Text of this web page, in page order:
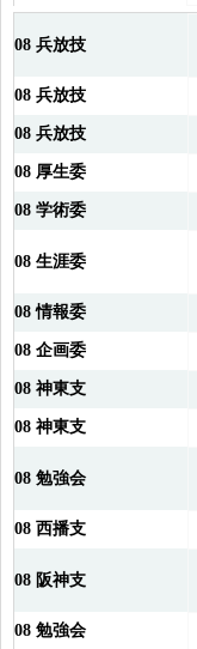
08 兵放技
08 兵放技
08 兵放技
08 厚生委
08 学術委
08 生涯委
08 情報委
08 企画委
08 神東支
08 神東支
08 勉強会
08 西播支
08 阪神支
08 勉強会